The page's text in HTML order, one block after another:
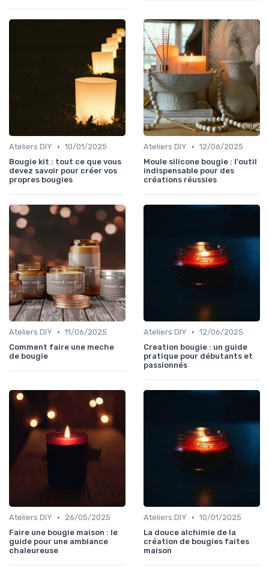
Ateliers DIY • 10/01/2025
Bougie kit : tout ce que vous
devez savoir pour créer vos
propres bougies
Ateliers DIY • 12/06/2025
Moule silicone bougie : l'outil
indispensable pour des
créations réussies
Ateliers DIY • 11/06/2025
Comment faire une meche
de bougie
Ateliers DIY • 12/06/2025
Creation bougie : un guide
pratique pour débutants et
passionnés
Ateliers DIY •
26/05/2025
Faire une bougie maison : le
guide pour une ambiance
chaleureuse
Ateliers DIY • 10/01/2025
La douce alchimie de la
création de bougies faites
maison